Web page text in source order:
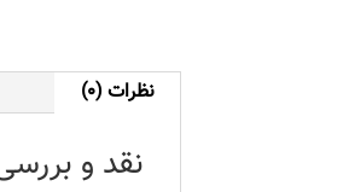
نظرات (0)
نقد و